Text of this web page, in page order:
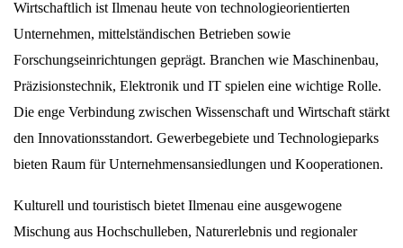
Wirtschaftlich ist Ilmenau heute von technologieorientierten
Unternehmen, mittelständischen Betrieben sowie
Forschungseinrichtungen geprägt. Branchen wie Maschinenbau,
Präzisionstechnik, Elektronik und IT spielen eine wichtige Rolle.
Die enge Verbindung zwischen Wissenschaft und Wirtschaft stärkt
den Innovationsstandort. Gewerbegebiete und Technologieparks
bieten Raum für Unternehmensansiedlungen und Kooperationen.
Kulturell und touristisch bietet Ilmenau eine ausgewogene
Mischung aus Hochschulleben, Naturerlebnis und regionaler